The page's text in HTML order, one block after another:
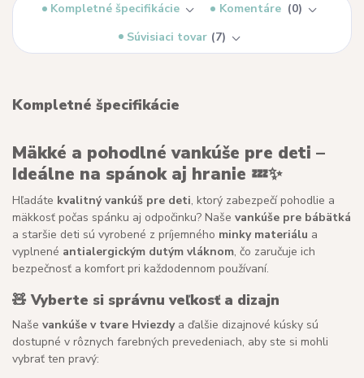
Kompletné špecifikácie Komentáre
0
Súvisiaci tovar 7
Kompletné špecifikácie
Mäkké a pohodlné vankúše pre deti –
Ideálne na spánok aj hranie 💤✨
Hľadáte kvalitný vankúš pre deti, ktorý zabezpečí pohodlie a
mäkkosť počas spánku aj odpočinku? Naše vankúše pre bábätká
a staršie deti sú vyrobené z príjemného minky materiálu a
vyplnené antialergickým dutým vláknom, čo zaručuje ich
bezpečnosť a komfort pri každodennom používaní.
🧸Vyberte si správnu veľkosť a dizajn
Naše vankúše v tvare Hviezdya ďalšie dizajnové kúsky sú
dostupné v rôznych farebných prevedeniach, aby ste si mohli
vybrať ten pravý: